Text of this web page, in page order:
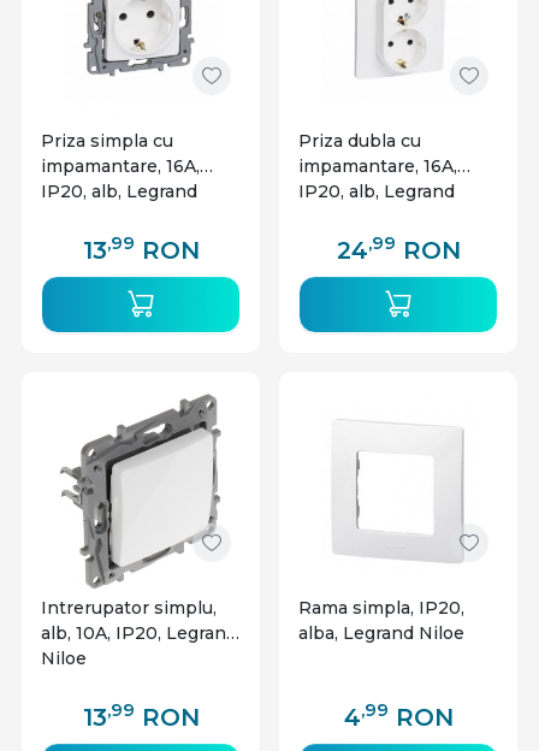
Priza simpla cu
impamantare, 16A,
IP20, alb, Legrand
13,99 RON
Priza dubla cu
impamantare, 16A,
IP20, alb, Legrand
24,99 RON
Intrerupator simplu,
alb, 10A, IP20, Legrand
Niloe
13,99 RON
Rama simpla, IP20,
alba, Legrand Niloe
4,99 RON